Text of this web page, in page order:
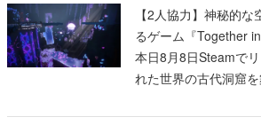
【2人協力】神秘的
るゲーム『Together
本日8月8日Steamで
れた世界の古代洞窟